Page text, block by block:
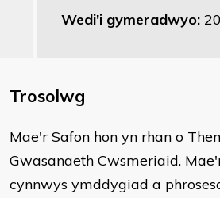
Wedi'i gymeradwyo:
Trosolwg
​Mae'r Safon hon yn rhan o
Gwasanaeth Cwsmeriaid.
cynnwys ymddygiad a